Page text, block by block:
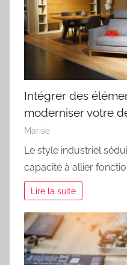
Intégrer des
moderniser votre
Marise
Le style industriel
capacité à allier
Lire la suite